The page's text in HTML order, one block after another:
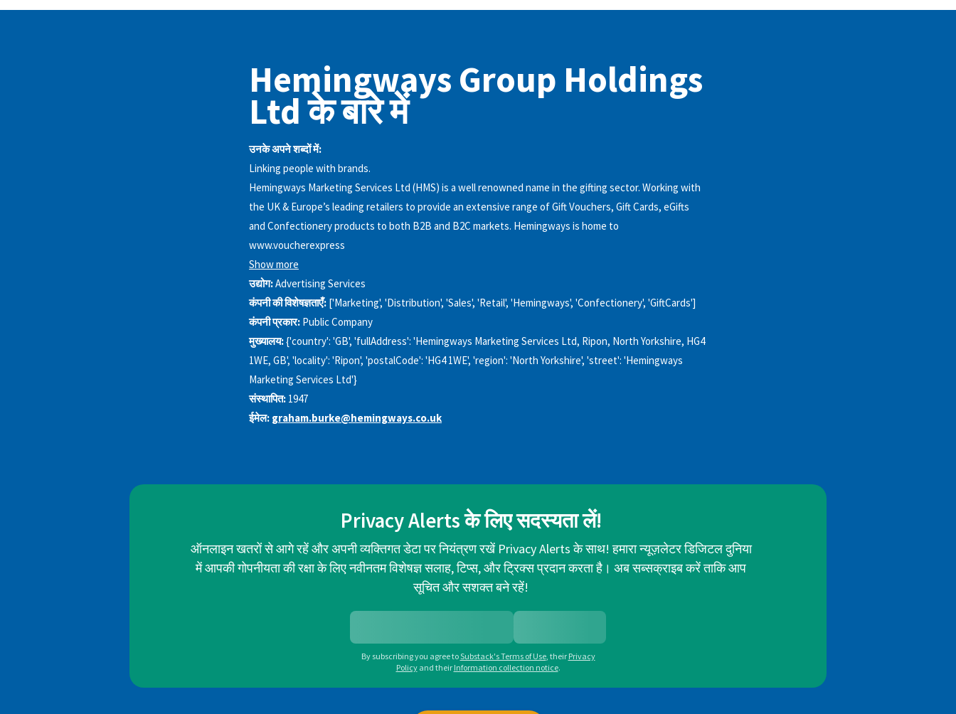
Hemingways Group Holdings
Ltd के बारे में
उनके अपने शब्दों में:
Linking people with brands.
Hemingways Marketing Services Ltd (HMS) is a well renowned name in the gifting sector. Working with
the UK & Europe’s leading retailers to provide an extensive range of Gift Vouchers, Gift Cards, eGifts
and Confectionery products to both B2B and B2C markets. Hemingways is home to
www.voucherexpress
Show more
उद्योग:Advertising Services
कंपनी की विशेषज्ञताएँ: ['Marketing', 'Distribution', 'Sales', 'Retail', 'Hemingways', 'Confectionery', 'GiftCards']
कंपनी प्रकार: Public Company
मुख्यालय:{'country': 'GB', 'fullAddress': 'Hemingways Marketing Services Ltd, Ripon, North Yorkshire, HG4
1WE, GB', 'locality': 'Ripon', 'postalCode': 'HG4 1WE', 'region': 'North Yorkshire', 'street': 'Hemingways
Marketing Services Ltd'}
संस्थापित: 1947
ईमेल: graham.burke@hemingways.co.uk
Privacy Alerts के लिए सदस्यता लें!
ऑनलाइन खतरों से आगे रहें और अपनी व्यक्तिगत डेटा पर नियंत्रण रखें Privacy Alerts के साथ! हमारा न्यूज़लेटर डिजिटल दुनिया
में आपकी गोपनीयता की रक्षा के लिए नवीनतम विशेषज्ञ सलाह, टिप्स, और ट्रिक्स प्रदान करता है। अब सब्सक्राइब करें ताकि आप
सूचित और सशक्त बने रहें!
By subscribing you agree toSubstack's Terms of Use, their Privacy
Policy and their Information collection notice.